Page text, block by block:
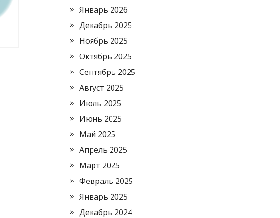
Январь 2026
Декабрь 2025
Ноябрь 2025
Октябрь 2025
Сентябрь 2025
Август 2025
Июль 2025
Июнь 2025
Май 2025
Апрель 2025
Март 2025
Февраль 2025
Январь 2025
Декабрь 2024